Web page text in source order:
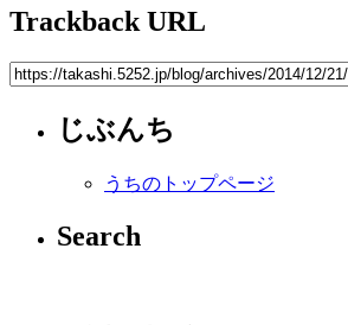
Trackback URL
じぶんち
うちのトップページ
Search